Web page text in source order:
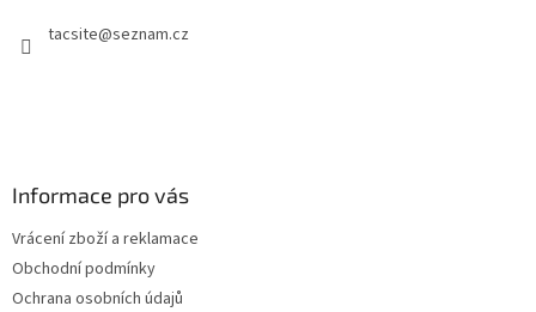
tacsite@seznam.cz
Informace pro vás
Vrácení zboží a reklamace
Obchodní podmínky
Ochrana osobních údajů